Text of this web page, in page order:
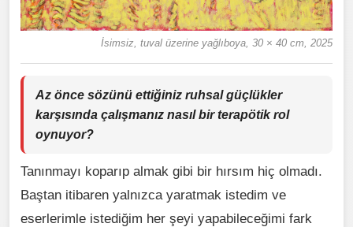
İsimsiz, tuval üzerine yağlıboya, 30 × 40 cm, 2025
Az önce sözünü ettiğiniz ruhsal güçlükler
karşısında çalışmanız nasıl bir terapötik rol
oynuyor?
Tanınmayı koparıp almak gibi bir hırsım hiç olmadı.
Baştan itibaren yalnızca yaratmak istedim ve
eserlerimle istediğim her şeyi yapabileceğimi fark